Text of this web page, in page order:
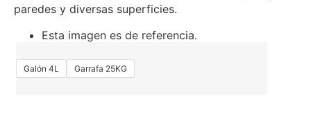
paredes y diversas superficies.
Esta imagen es de referencia.
Galón 4L Garrafa 25KG